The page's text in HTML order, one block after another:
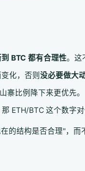
BTC 都有合理性。这
化，否则 没必要做大
寨比例降下来更优先。
ETH/BTC 这个数字
的结构是否合理"，而